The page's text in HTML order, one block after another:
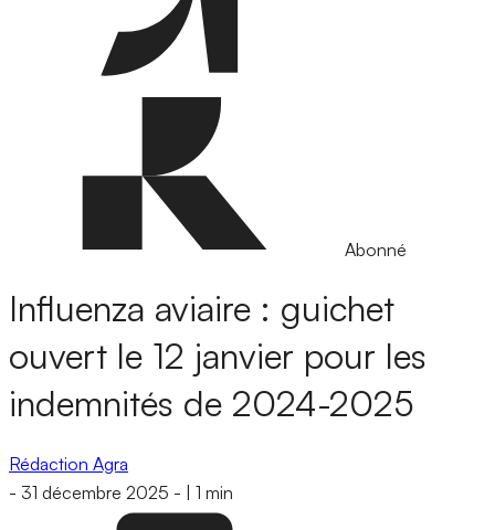
Abonné
Influenza aviaire : guichet
ouvert le 12 janvier pour les
indemnités de 2024-2025
Rédaction Agra
- 31 décembre 2025 - 1 min